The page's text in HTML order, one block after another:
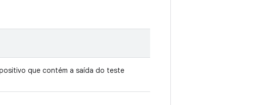
que contém a saída do teste